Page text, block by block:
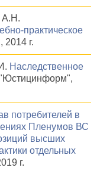
А.Н.
практическое
г.
Наследственное
потребителей в
Пленумов ВС
высших
отдельных
г.